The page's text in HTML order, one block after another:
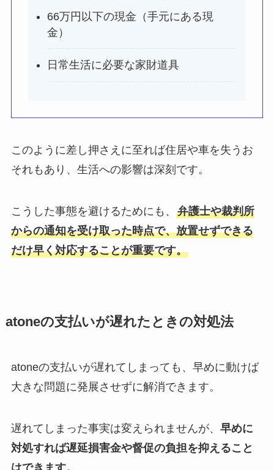
66万円以下の現金（手元にある現
金）
日常生活に必要な家財道具
このように差し押さえに至れば住居や車を失うお
それもあり、生活への影響は深刻です。
こうした事態を避けるためにも、 弁護士や裁判所
からの通知を受け取った時点で、放置せずできる
だけ早く対応することが重要です。
atoneの支払いが遅れたときの対処法
atoneの支払いが遅れてしまっても、早めに動けば
大きな問題に発展させずに解消できます。
遅れてしまった事実は変えられませんが、 早めに
対処すれば遅延損害金や督促の負担を抑えること
はできます。